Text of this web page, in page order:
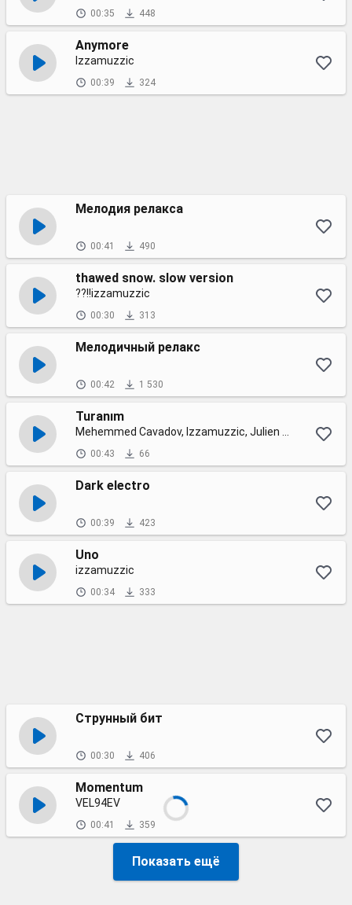
00:35 448
Anymore
Izzamuzzic
00:39 324
Мелодия релакса
00:41 490
thawed snow. slow version
??!!izzamuzzic
00:30 313
Мелодичный релакс
00:42 1 530
Turanım
00:43 66
Dark electro
00:39 423
Uno
izzamuzzic
00:34 333
Струнный бит
00:30 406
Momentum
VEL94EV
00:41 359
Показать ещё